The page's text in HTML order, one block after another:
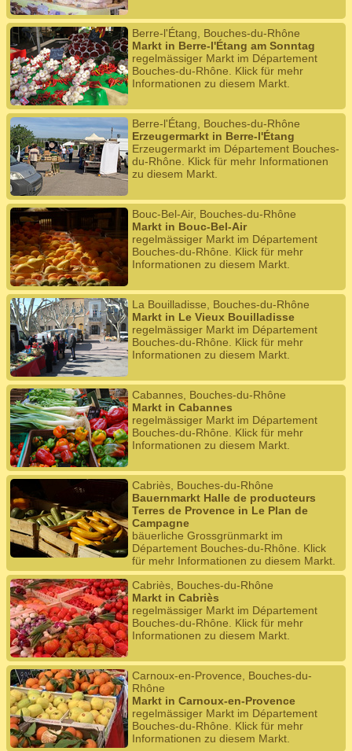
Berre-l'Étang, Bouches-du-Rhône
Markt in Berre-l'Étang am Sonntag
regelmässiger Markt im Département
Bouches-du-Rhône. Klick für mehr
Informationen zu diesem Markt.
Berre-l'Étang, Bouches-du-Rhône
Erzeugermarkt in Berre-l'Étang
Erzeugermarkt im Département Bouches-
du-Rhône. Klick für mehr Informationen
zu diesem Markt.
Bouc-Bel-Air, Bouches-du-Rhône
Markt in Bouc-Bel-Air
regelmässiger Markt im Département
Bouches-du-Rhône. Klick für mehr
Informationen zu diesem Markt.
La Bouilladisse, Bouches-du-Rhône
Markt in Le Vieux Bouilladisse
regelmässiger Markt im Département
Bouches-du-Rhône. Klick für mehr
Informationen zu diesem Markt.
Cabannes, Bouches-du-Rhône
Markt in Cabannes
regelmässiger Markt im Département
Bouches-du-Rhône. Klick für mehr
Informationen zu diesem Markt.
Cabriès, Bouches-du-Rhône
Bauernmarkt Halle de producteurs
Terres de Provence in Le Plan de
Campagne
bäuerliche Grossgrünmarkt im
Département Bouches-du-Rhône. Klick
für mehr Informationen zu diesem Markt.
Cabriès, Bouches-du-Rhône
Markt in Cabriès
regelmässiger Markt im Département
Bouches-du-Rhône. Klick für mehr
Informationen zu diesem Markt.
Carnoux-en-Provence, Bouches-du-
Rhône
Markt in Carnoux-en-Provence
regelmässiger Markt im Département
Bouches-du-Rhône. Klick für mehr
Informationen zu diesem Markt.